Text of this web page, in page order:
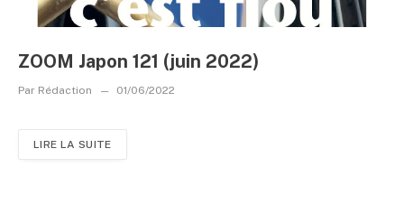
ZOOM Japon 121 (juin 2022)
Par Rédaction 01/06/2022
LIRE LA SUITE